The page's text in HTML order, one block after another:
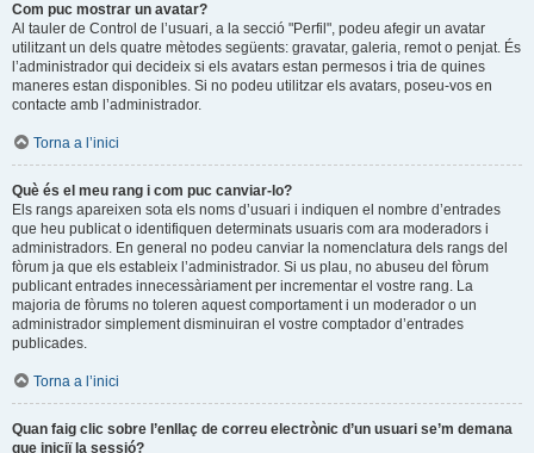
Com puc mostrar un avatar?
Al tauler de Control de l’usuari, a la secció "Perfil", podeu afegir un avatar
utilitzant un dels quatre mètodes següents: gravatar, galeria, remot o penjat. És
l’administrador qui decideix si els avatars estan permesos i tria de quines
maneres estan disponibles. Si no podeu utilitzar els avatars, poseu-vos en
contacte amb l’administrador.
Torna a l’inici
Què és el meu rang i com puc canviar-lo?
Els rangs apareixen sota els noms d’usuari i indiquen el nombre d’entrades
que heu publicat o identifiquen determinats usuaris com ara moderadors i
administradors. En general no podeu canviar la nomenclatura dels rangs del
fòrum ja que els estableix l’administrador. Si us plau, no abuseu del fòrum
publicant entrades innecessàriament per incrementar el vostre rang. La
majoria de fòrums no toleren aquest comportament i un moderador o un
administrador simplement disminuiran el vostre comptador d’entrades
publicades.
Torna a l’inici
Quan faig clic sobre l’enllaç de correu electrònic d’un usuari se’m demana
que iniciï la sessió?